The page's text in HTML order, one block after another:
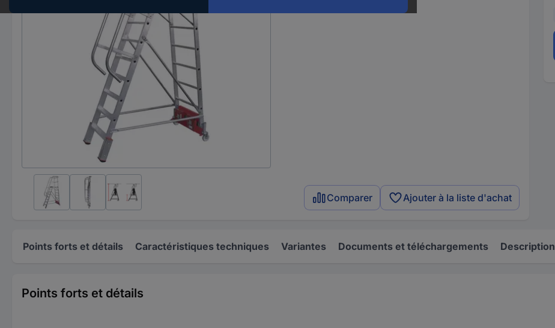
Comparer Ajouter à la liste d'achat
Points forts et détails Caractéristiques techniques Variantes Documents et téléchargements Description
Points forts et détails